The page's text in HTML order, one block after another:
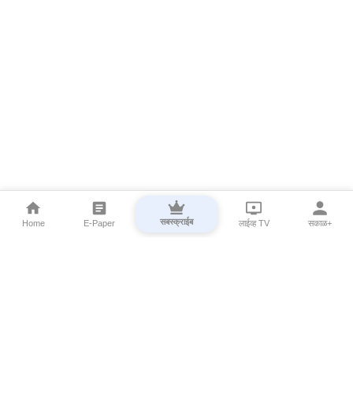
Home E-Paper सबस्क्राईब लाईव्ह TV सकाळ+